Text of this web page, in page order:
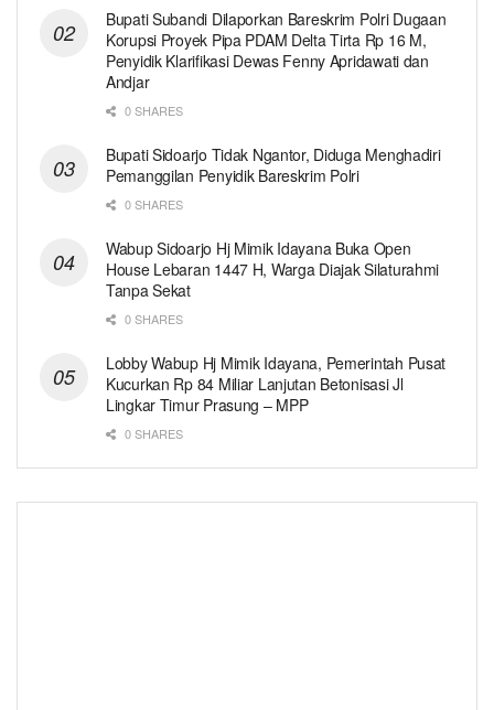
Bupati Subandi Dilaporkan Bareskrim Polri Dugaan
Korupsi Proyek Pipa PDAM Delta Tirta Rp 16 M,
Penyidik Klarifikasi Dewas Fenny Apridawati dan
Andjar
0 SHARES
Bupati Sidoarjo Tidak Ngantor, Diduga Menghadiri
Pemanggilan Penyidik Bareskrim Polri
0 SHARES
Wabup Sidoarjo Hj Mimik Idayana Buka Open
House Lebaran 1447 H, Warga Diajak Silaturahmi
Tanpa Sekat
0 SHARES
Lobby Wabup Hj Mimik Idayana, Pemerintah Pusat
Kucurkan Rp 84 Miliar Lanjutan Betonisasi Jl
Lingkar Timur Prasung – MPP
0 SHARES